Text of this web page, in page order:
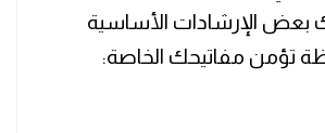
بعض الإرشادات الأساسية
تؤمن مفاتيحك الخاصة: